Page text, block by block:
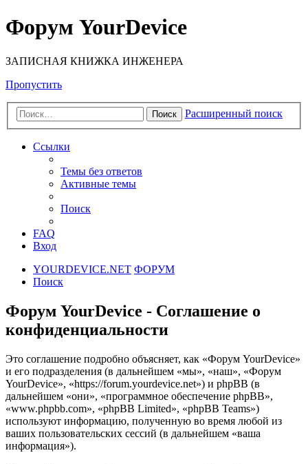
Форум YourDevice
ЗАПИСНАЯ КНИЖКА ИНЖЕНЕРА
Пропустить
Поиск Расширенный поиск
Ссылки
Темы без ответов
Активные темы
Поиск
FAQ
Вход
YOURDEVICE.NET ФОРУМ
Поиск
Форум YourDevice - Соглашение о
конфиденциальности
Это соглашение подробно объясняет, как «Форум YourDevice»
и его подразделения (в дальнейшем «мы», «наш», «Форум
YourDevice», «https://forum.yourdevice.net») и phpBB (в
дальнейшем «они», «программное обеспечение phpBB»,
«www.phpbb.com», «phpBB Limited», «phpBB Teams»)
используют информацию, полученную во время любой из
ваших пользовательских сессий (в дальнейшем «ваша
информация»).